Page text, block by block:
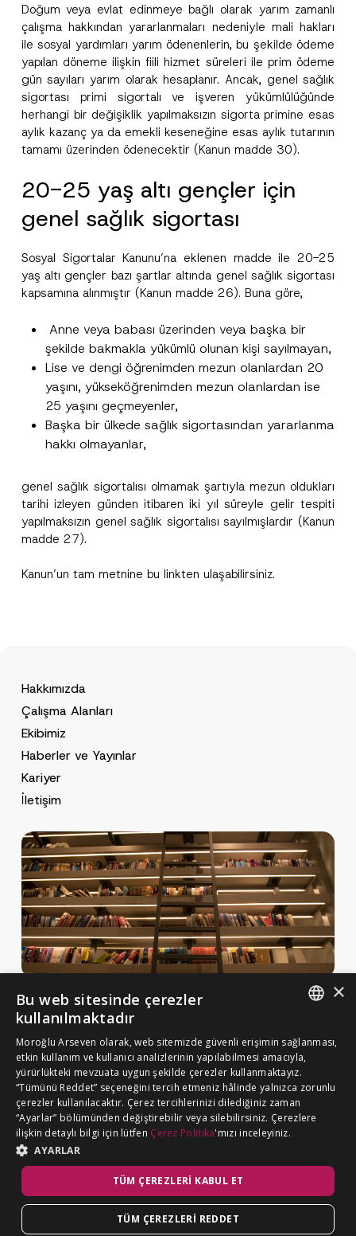
Doğum veya evlat edinmeye bağlı olarak yarım zamanlı
çalışma hakkından yararlanmaları nedeniyle mali hakları
ile sosyal yardımları yarım ödenenlerin, bu şekilde ödeme
yapılan döneme ilişkin fiili hizmet süreleri ile prim ödeme
gün sayıları yarım olarak hesaplanır. Ancak, genel sağlık
sigortası primi sigortalı ve işveren yükümlülüğünde
herhangi bir değişiklik yapılmaksızın sigorta primine esas
aylık kazanç ya da emekli keseneğine esas aylık tutarının
tamamı üzerinden ödenecektir (Kanun madde 30).
20-25 yaş altı gençler için
genel sağlık sigortası
Sosyal Sigortalar Kanunu’na eklenen madde ile 20-25
yaş altı gençler bazı şartlar altında genel sağlık sigortası
kapsamına alınmıştır (Kanun madde 26). Buna göre,
Anne veya babası üzerinden veya başka bir
şekilde bakmakla yükümlü olunan kişi sayılmayan,
Lise ve dengi öğrenimden mezun olanlardan 20
yaşını, yükseköğrenimden mezun olanlardan ise
25 yaşını geçmeyenler,
Başka bir ülkede sağlık sigortasından yararlanma
hakkı olmayanlar,
genel sağlık sigortalısı olmamak şartıyla mezun oldukları
tarihi izleyen günden itibaren iki yıl süreyle gelir tespiti
yapılmaksızın genel sağlık sigortalısı sayılmışlardır (Kanun
madde 27).
Kanun’un tam metnine bu linkten ulaşabilirsiniz.
Hakkımızda
Çalışma Alanları
Ekibimiz
Haberler ve Yayınlar
Kariyer
İletişim
Haberler ve Yayınlar
MA Gazette
Kariyer
Çerez Politikası
Aydınlatma Metni
BİZE ULAŞIN
MOROĞLU ARSEVEN2026. Tüm hakkı saklıdır.
TURKISH
×
Bu web sitesinde çerezler
kullanılmaktadır
Moroğlu Arseven olarak, web sitemizde güvenli erişimin sağlanması,
etkin kullanım ve kullanıcı analizlerinin yapılabilmesi amacıyla,
yürürlükteki mevzuata uygun şekilde çerezler kullanmaktayız.
“Tümünü Reddet” seçeneğini tercih etmeniz hâlinde yalnızca zorunlu
çerezler kullanılacaktır. Çerez tercihlerinizi dilediğiniz zaman
“Ayarlar” bölümünden değiştirebilir veya silebilirsiniz. Çerezlere
ilişkin detaylı bilgi için lütfen Çerez Politika'mızı inceleyiniz.
AYARLAR
TÜM ÇEREZLERI KABUL ET
TÜM ÇEREZLERI REDDET